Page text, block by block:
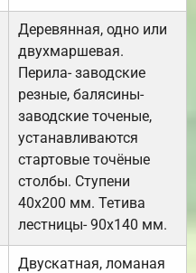
Деревянная, одно или
двухмаршевая.
Перила- заводские
резные, балясины-
заводские точеные,
устанавливаются
стартовые точёные
столбы. Ступени
40х200 мм. Тетива
лестницы- 90х140 мм.
Двускатная, ломаная